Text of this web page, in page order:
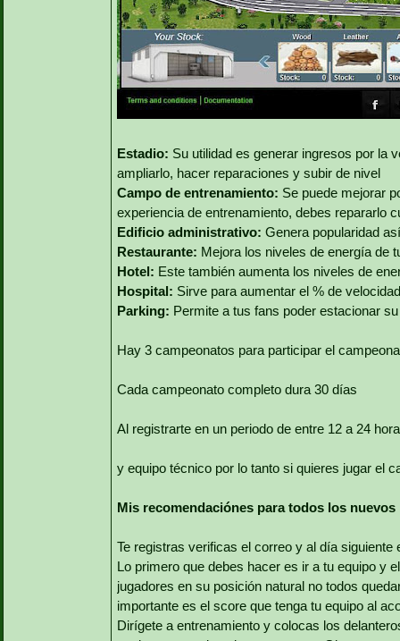
Estadio: Su utilidad es generar ingresos por la
ampliarlo, hacer reparaciones y subir de nivel
Campo de entrenamiento: Se puede mejorar
experiencia de entrenamiento, debes repararlo
Edificio administrativo: Genera popularidad
Restaurante: Mejora los niveles de energía de
Hotel: Este también aumenta los niveles de
Hospital: Sirve para aumentar el % de
Parking: Permite a tus fans poder estacionar
Hay 3 campeonatos para participar el
Cada campeonato completo dura 30 días
Al registrarte en un periodo de entre 12 a 24
y equipo técnico por lo tanto si quieres jugar el
Mis recomendaciónes para todos los nuevos
Te registras verificas el correo y al día siguiente
Lo primero que debes hacer es ir a tu equipo y
jugadores en su posición natural no todos
importante es el score que tenga tu equipo al
Dirígete a entrenamiento y colocas los